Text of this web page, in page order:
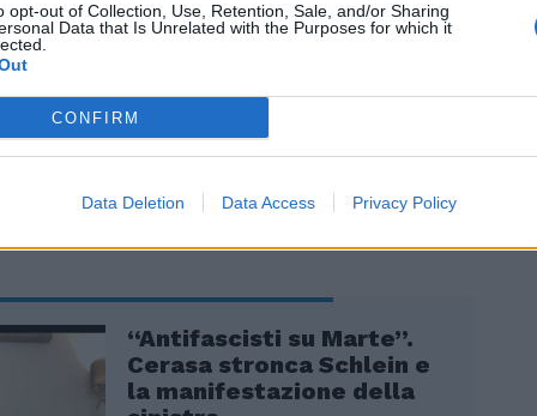
opt-out of Collection, Use, Retention, Sale, and/or Sharing
Data that Is Unrelated with the Purposes for which it
CONFIRM
Data Deletion Data Access Privacy Policy
anche una difesa nei confronti
guidato da Giorgia Meloni sulle
dai morti in mare a Cutro: “I
cosa più incredibile sono stati i titoli che
il governo come volgari assassini”.
“Antifascisti su Marte”.
Cerasa stronca Schlein e
la manifestazione della